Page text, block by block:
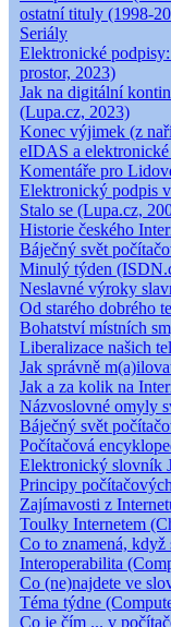
ostatní tituly (1998-
Seriály
Elektronické
prostor, 2023)
Jak na digitální
(Lupa.cz, 2023)
Konec výjimek (z
eIDAS a
Komentáře pro
Elektronický podpis
Stalo se (Lupa.cz,
Historie českého
Báječný svět
Minulý týden
Neslavné výroky
Od starého dobrého
Bohatství místních
Liberalizace našich
Jak správně
Jak a za kolik na
Názvoslovné omyly
Báječný svět
Počítačová
Elektronický slovník
Principy
Zajímavosti z
Toulky Internetem
Co to znamená,
Interoperabilita
Co (ne)najdete ve
Téma týdne
Co je čím ... v